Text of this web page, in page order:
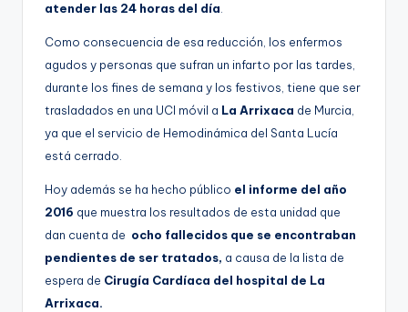
atender las 24 horas del día.
Como consecuencia de esa reducción, los enfermos
agudos y personas que sufran un infarto por las tardes,
durante los fines de semana y los festivos, tiene que ser
trasladados en una UCI móvil a La Arrixaca de Murcia,
ya que el servicio de Hemodinámica del Santa Lucía
está cerrado.
Hoy además se ha hecho público el informe del año
2016 que muestra los resultados de esta unidad que
dan cuenta de ocho fallecidos que se encontraban
pendientes de ser tratados, a causa de la lista de
espera de Cirugía Cardíaca del hospital de La
Arrixaca.